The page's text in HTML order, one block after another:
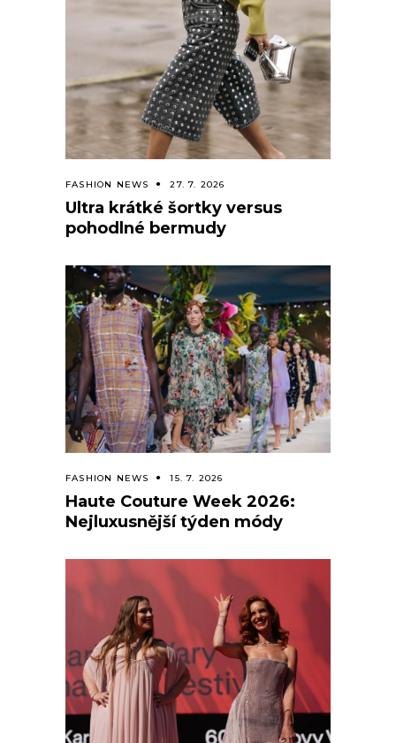
FASHION NEWS 27. 7. 2026
Ultra krátké šortky versus
pohodlné bermudy
FASHION NEWS 15. 7. 2026
Haute Couture Week 2026:
Nejluxusnější týden módy